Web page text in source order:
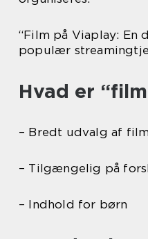
“Film på Viaplay: En
populær
Hvad er
– Bredt udvalg af
– Tilgængelig på
– Indhold for børn